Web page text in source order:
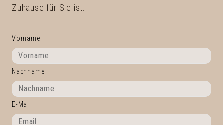
Zuhause für Sie ist.
Vorname
Nachname
E-Mail